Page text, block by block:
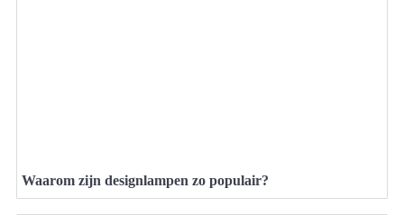
Waarom zijn designlampen zo populair?